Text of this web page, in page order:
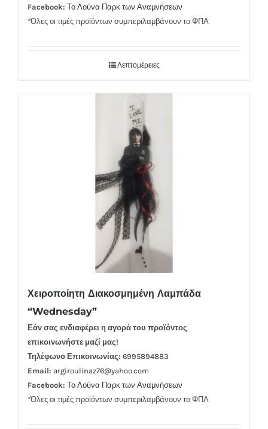
Facebook: Το Λούνα Παρκ των Αναμνήσεων
*Όλες οι τιμές προϊόντων συμπεριλαμβάνουν το ΦΠΑ
Λεπτομέρειες
Χειροποίητη Διακοσμημένη Λαμπάδα
“Wednesday”
Εάν σας ενδιαφέρει η αγορά του προϊόντος
επικοινωνήστε μαζί μας!
Τηλέφωνο Επικοινωνίας: 6995894883
Email: argiroulinaz76@yahoo.com
Facebook: Το Λούνα Παρκ των Αναμνήσεων
*Όλες οι τιμές προϊόντων συμπεριλαμβάνουν το ΦΠΑ